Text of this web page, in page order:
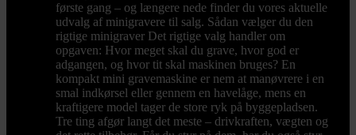
første gang – og længere nede finder du vores aktuelle
udvalg af minigravere til salg. Sådan vælger du den
rigtige minigraver Det rigtige valg handler om
opgaven: Hvor meget skal du grave, hvor god er
adgangen, og hvor tit skal maskinen bruges? En
kompakt mini gravemaskine er nem at manøvrere i en
smal indkørsel eller gennem en havelåge, mens en
kraftigere model tager de store ryk på byggepladsen.
Tre ting afgør langt det meste – drivkraften, vægten og